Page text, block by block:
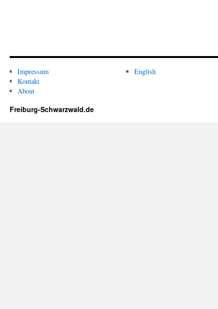
Impressum
Kontakt
About
English
Freiburg-Schwarzwald.de